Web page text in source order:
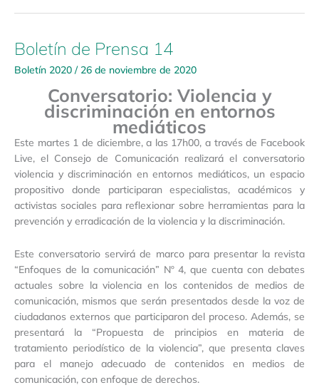
Boletín de Prensa 14
Boletín 2020 / 26 de noviembre de 2020
Conversatorio: Violencia y
discriminación en entornos
mediáticos
Este martes 1 de diciembre, a las 17h00, a través de Facebook
Live, el Consejo de Comunicación realizará el conversatorio
violencia y discriminación en entornos mediáticos, un espacio
propositivo donde participaran especialistas, académicos y
activistas sociales para reflexionar sobre herramientas para la
prevención y erradicación de la violencia y la discriminación.
Este conversatorio servirá de marco para presentar la revista
“Enfoques de la comunicación” Nº 4, que cuenta con debates
actuales sobre la violencia en los contenidos de medios de
comunicación, mismos que serán presentados desde la voz de
ciudadanos externos que participaron del proceso. Además, se
presentará la “Propuesta de principios en materia de
tratamiento periodístico de la violencia”, que presenta claves
para el manejo adecuado de contenidos en medios de
comunicación, con enfoque de derechos.
Boletín
Prensa